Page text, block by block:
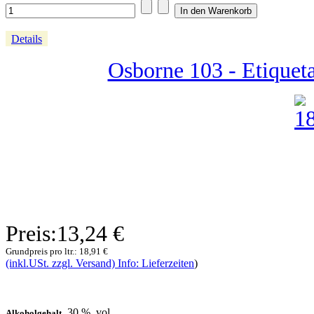
Details
Osborne 103 -
Preis:13,24 €
Grundpreis pro ltr.: 18,91 €
(inkl.USt. zzgl. Versand) Info: Lieferzeiten)